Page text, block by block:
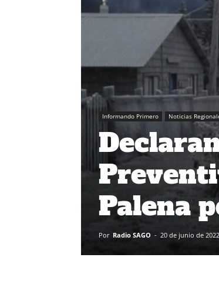
Informando Primero Noticias
Palena
Por Radio SAGO - 20 de junio de 2022